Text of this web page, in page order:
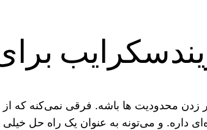
زدن محدودیت‌ ها باشه. فرقی نمی‌کنه که از
داره. و می‌تونه به عنوان یک راه حل